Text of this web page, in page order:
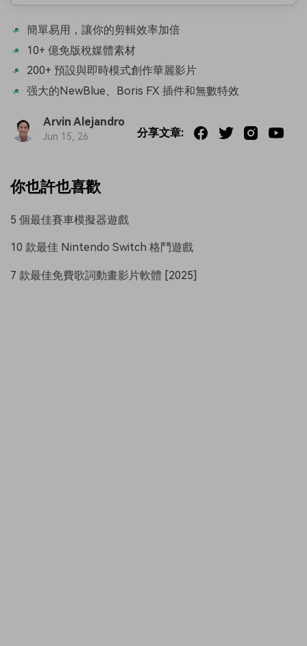
簡單易用，讓你的剪輯效率加倍
10+ 億免版稅媒體素材
200+ 預設與即時模式創作華麗影片
强大的NewBlue、Boris FX 插件和無數特效
Arvin Alejandro
Jun 15, 26 分享文章:
你也許也喜歡
5 個最佳賽車模擬器遊戲
10 款最佳 Nintendo Switch 格鬥遊戲
7 款最佳免費歌詞動畫影片軟體 [2025]